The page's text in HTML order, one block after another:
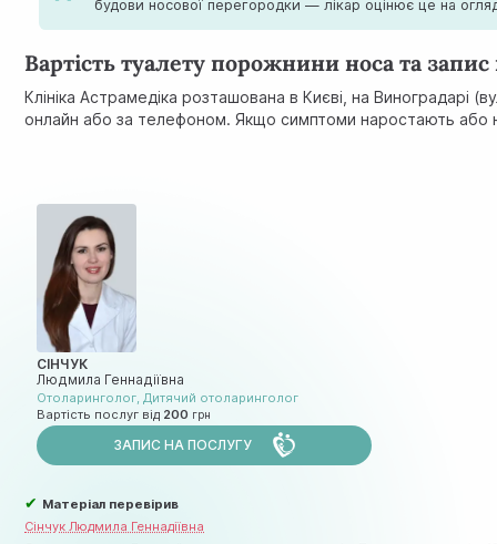
будови носової перегородки — лікар оцінює це на
Вартість туалету порожнини носа та
Клініка Астрамедіка розташована в Києві, на
онлайн або за телефоном. Якщо симптоми наростають або
СІНЧУК
Людмила Геннадіївна
Отоларинголог Дитячий отоларинголог
Вартість послуг від 200
ЗАПИС НА ПОСЛУГУ
✔ Матеріал перевірив
Сінчук Людмила Геннадіївна